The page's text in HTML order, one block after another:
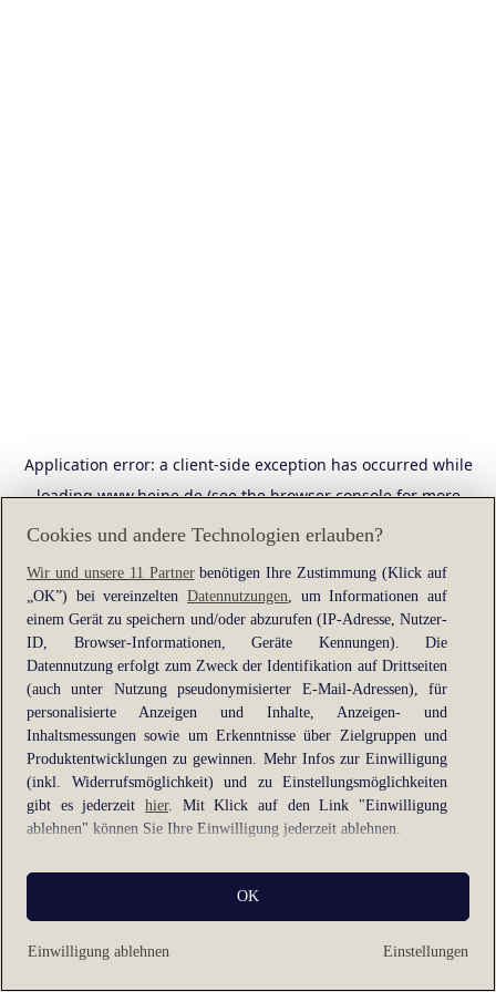
Application error: a client-side exception has occurred while
loadingwww.heine.de(see the browser consolefor more
information).
Cookies und andere Technologien erlauben?
Wir und unsere 11 Partnerbenötigen Ihre Zustimmung (Klick auf
„OK”) bei vereinzelten Datennutzungen, um Informationen auf
einem Gerät zu speichern und/oder abzurufen (IP-Adresse, Nutzer-
ID, Browser-Informationen, Geräte Kennungen). Die
Datennutzung erfolgt zum Zweck der Identifikation auf Drittseiten
(auch unter Nutzung pseudonymisierter E-Mail-Adressen), für
personalisierte Anzeigen und Inhalte, Anzeigen- und
Inhaltsmessungen sowie um Erkenntnisse über Zielgruppen und
Produktentwicklungen zu gewinnen. Mehr Infos zur Einwilligung
(inkl. Widerrufsmöglichkeit) und zu Einstellungsmöglichkeiten
gibt es jederzeit hier. Mit Klick auf den Link "Einwilligung
ablehnen" können Sie Ihre Einwilligung jederzeit ablehnen.
Sie können Ihre Einwilligung auch jederzeit grundlos mit Wirkung
für die Zukunft widerrufen, indem Sie z. B. auf den Button
"Cookie-Einstellungen" im Footer der Website und "Alle
ablehnen" klicken.
Einstellungen
Einwilligung ablehnen
OK